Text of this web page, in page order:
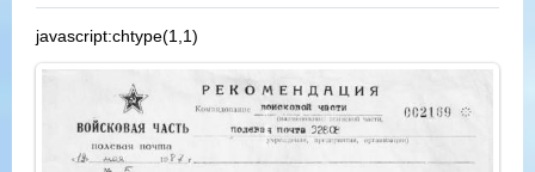
javascript:chtype(1,1)